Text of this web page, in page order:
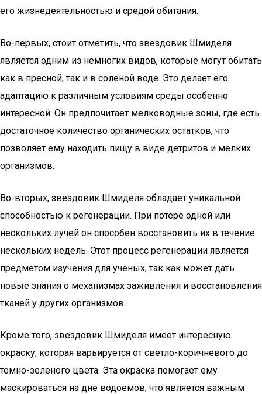
его жизнедеятельностью и средой обитания.
Во-первых, стоит отметить, что звездовик Шмиделя
является одним из немногих видов, которые могут обитать
как в пресной, так и в соленой воде. Это делает его
адаптацию к различным условиям среды особенно
интересной. Он предпочитает мелководные зоны, где есть
достаточное количество органических остатков, что
позволяет ему находить пищу в виде детритов и мелких
организмов.
Во-вторых, звездовик Шмиделя обладает уникальной
способностью к регенерации. При потере одной или
нескольких лучей он способен восстановить их в течение
нескольких недель. Этот процесс регенерации является
предметом изучения для ученых, так как может дать
новые знания о механизмах заживления и восстановления
тканей у других организмов.
Кроме того, звездовик Шмиделя имеет интересную
окраску, которая варьируется от светло-коричневого до
темно-зеленого цвета. Эта окраска помогает ему
маскироваться на дне водоемов, что является важным